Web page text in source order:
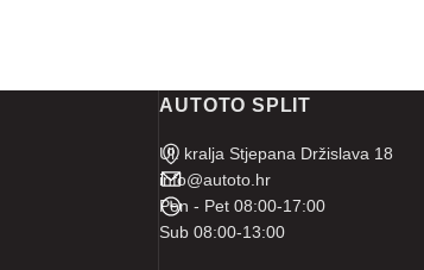
AUTOTO SPLIT
Ul. kralja Stjepana Držislava 18
info@autoto.hr
Pon - Pet 08:00-17:00
Sub 08:00-13:00